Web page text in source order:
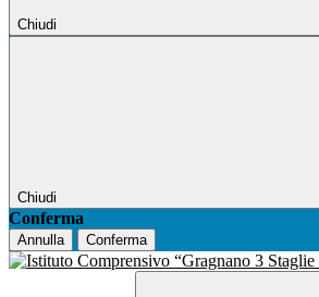
Chiudi
Chiudi
Conferma
Annulla Conferma